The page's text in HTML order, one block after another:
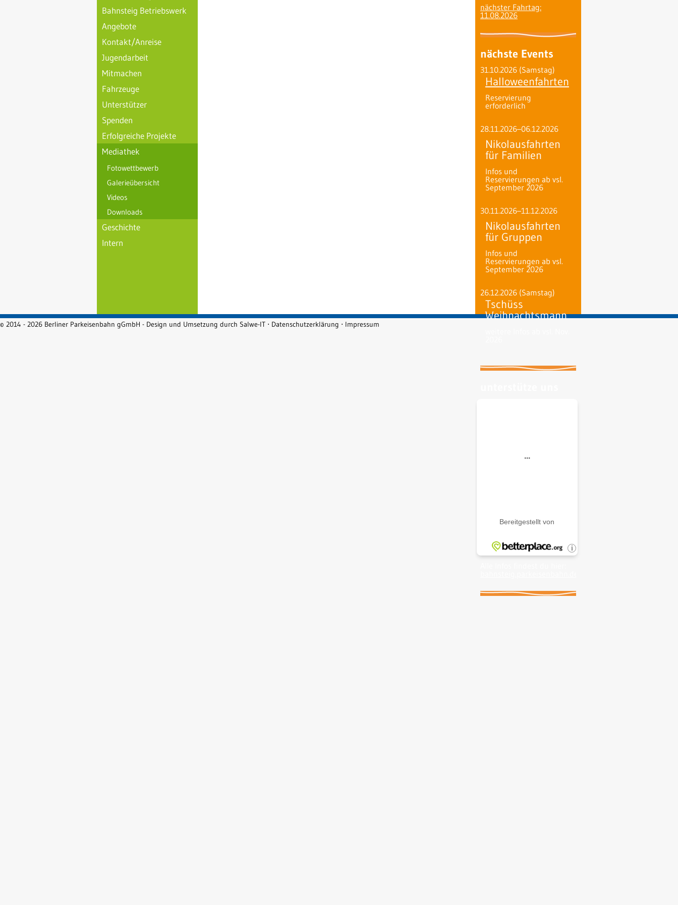
Bahnsteig Betriebswerk
Angebote
Kontakt/Anreise
Jugendarbeit
Mitmachen
Fahrzeuge
Unterstützer
Spenden
Erfolgreiche Projekte
Mediathek
Fotowettbewerb
Galerieübersicht
Videos
Downloads
Geschichte
Intern
nächster Fahrtag:
11.08.2026
nächste Events
31.10.2026 (Samstag)
Halloweenfahrten
Reservierung
erforderlich
28.11.2026–06.12.2026
Nikolausfahrten
für Familien
Infos und
Reservierungen ab vsl.
September 2026
30.11.2026–11.12.2026
Nikolausfahrten
für Gruppen
Infos und
Reservierungen ab vsl.
September 2026
26.12.2026 (Samstag)
Tschüss
Weihnachtsmann
© 2014 - 2026 Berliner Parkeisenbahn gGmbH - Design und Umsetzung durch Salwe-IT ⋅ Datenschutzerklärung ⋅ Impressum